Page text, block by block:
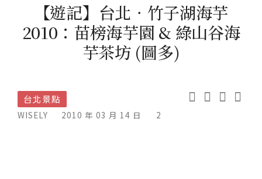
【遊記】台北．竹子湖海芋
2010：苗榜海芋園 & 綠山谷海
芋茶坊 (圖多)
台北景點
WISELY 2010 年 03 月 14 日 2